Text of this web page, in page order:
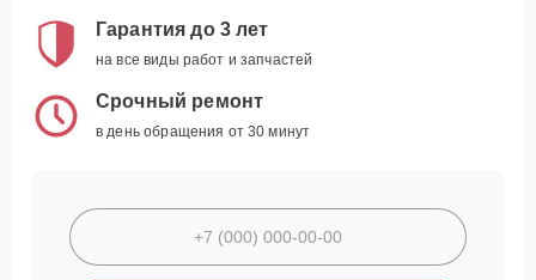
Гарантия до 3 лет
на все виды работ и запчастей
Срочный ремонт
в день обращения от 30 минут